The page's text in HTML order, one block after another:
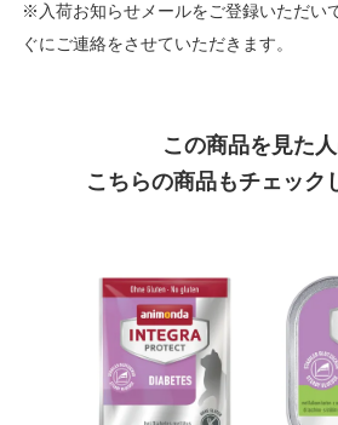
※入荷お知らせメールをご登録いただい
ぐにご連絡をさせていただきます。
この商品を見た人
こちらの商品もチェック